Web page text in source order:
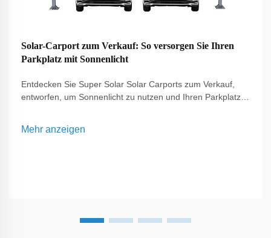
Solar-Carport zum Verkauf: So versorgen Sie Ihren
Parkplatz mit Sonnenlicht
Entdecken Sie Super Solar Solar Carports zum Verkauf,
entworfen, um Sonnenlicht zu nutzen und Ihren Parkplatz
Schutz für Fahrzeuge in Wohn- und Gewerbeumgebungen.
Mehr anzeigen